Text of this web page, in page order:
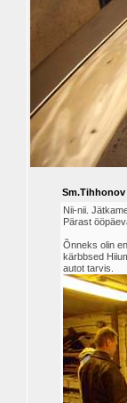
Nii-nii.
Pärast
Õnneks olin
kärbbsed
autot tarvis.